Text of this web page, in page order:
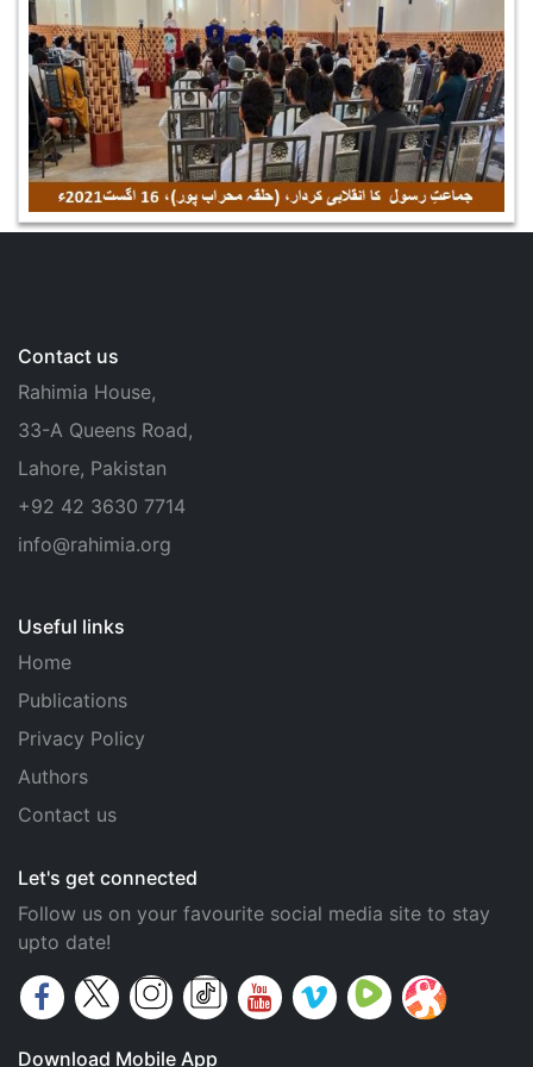
Contact us
Rahimia House,
33-A Queens Road,
Lahore, Pakistan
+92 42 3630 7714
info@rahimia.org
Useful links
Home
Publications
Privacy Policy
Authors
Contact us
Let's get connected
Follow us on your favourite social media site to stay
upto date!
Download Mobile App